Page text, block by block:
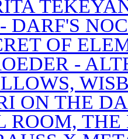
DARF'S
OF
-
ON THE
ROOM,